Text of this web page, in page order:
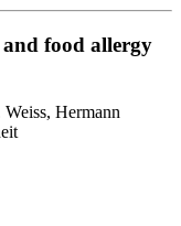
and food allergy
Hermann